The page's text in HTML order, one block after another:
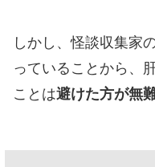
しかし、怪談収集家
っていることから、
ことは避けた方が無